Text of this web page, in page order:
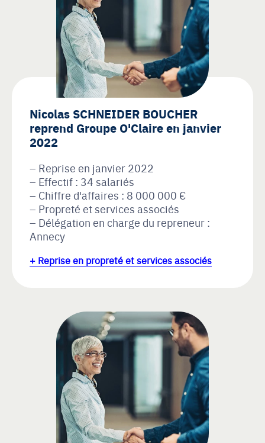
Nicolas SCHNEIDER BOUCHER
reprend Groupe O'Claire en janvier
2022
Reprise en janvier 2022
Effectif : 34 salariés
Chiffre d'affaires : 8 000 000 €
Propreté et services associés
Délégation en charge du repreneur :
Annecy
+ Reprise en propreté et services associés